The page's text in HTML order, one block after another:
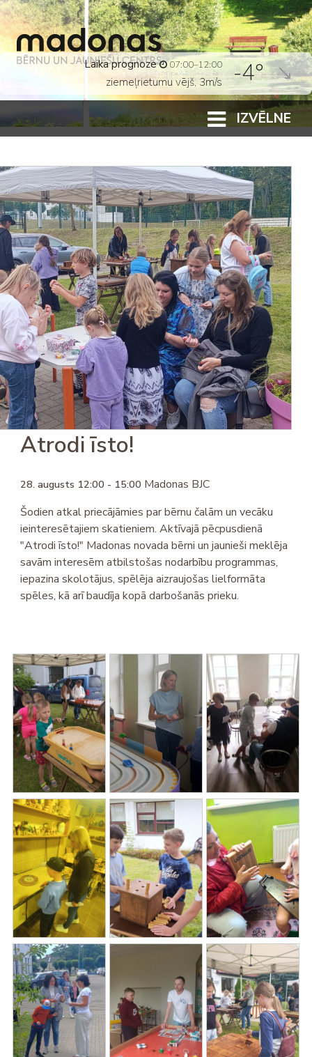
IZVĒLNE
Laika prognoze 07:00–12:00
ziemeļrietumu vējš, 3m/s -4°
Atrodi īsto!
28. augusts 12:00 - 15:00 Madonas BJC
Šodien atkal priecājāmies par bērnu čalām un vecāku
ieinteresētajiem skatieniem. Aktīvajā pēcpusdienā
"Atrodi īsto!" Madonas novada bērni un jaunieši meklēja
savām interesēm atbilstošas nodarbību programmas,
iepazina skolotājus, spēlēja aizraujošas lielformāta
spēles, kā arī baudīja kopā darbošanās prieku.